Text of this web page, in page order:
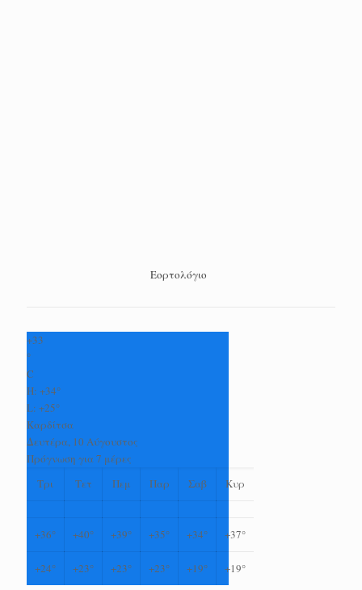
Εορτολόγιο
+33
°
C
H: +34°
L: +25°
Καρδίτσα
Δευτέρα, 10 Αύγουστος
Πρόγνωση για 7 μέρες
Τρι
Τετ Πεμ Παρ Σαβ Κυρ
+36° +40° +39° +35° +34° +37°
+24° +23° +23° +23° +19° +19°